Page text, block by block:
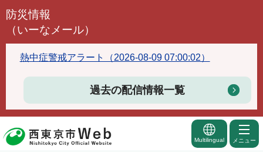
こ
頭
で
防災情報
（いーなメール）
熱中症警戒アラート（2026-08-09 07:00:02）
過去の配信情報一覧
Multilingual メニュー